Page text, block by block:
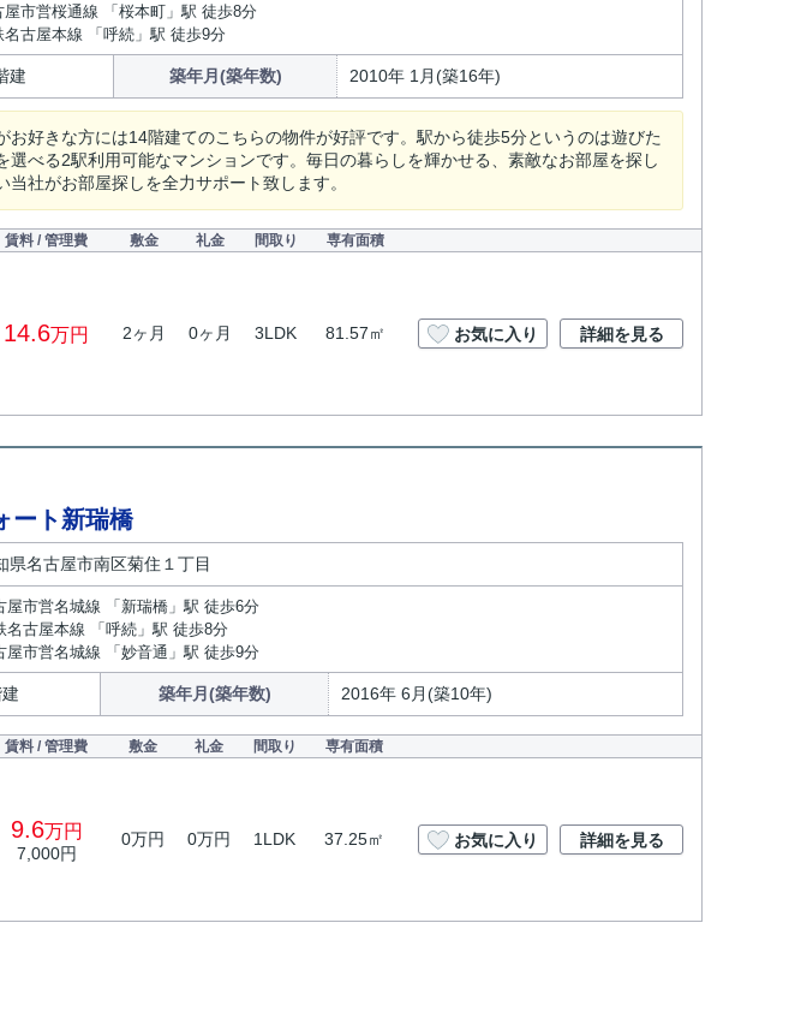
屋市営桜通線 「桜本町」駅 徒歩8分
名古屋本線 「呼続」駅 徒歩9分
建 築年月(築年数) 2010年 1月(築16年)
お好きな方には14階建てのこちらの物件が好評です。駅から徒歩5分というのは遊びた
べる2駅利用可能なマンションです。毎日の暮らしを輝かせる、素敵なお部屋を探し
社がお部屋探しを全力サポート致します。
賃料 / 管理費 敷金 礼金 間取り 専有面積
14.6万円 2ヶ月 0ヶ月 3LDK 81.57㎡ お気に入り 詳細を見る
ート新瑞橋
県名古屋市南区菊住１丁目
屋市営名城線 「新瑞橋」駅 徒歩6分
名古屋本線 「呼続」駅 徒歩8分
屋市営名城線 「妙音通」駅 徒歩9分
築年月(築年数) 2016年 6月(築10年)
賃料 / 管理費 敷金 礼金 間取り 専有面積
9.6万円
7,000円
0万円 0万円 1LDK 37.25㎡ お気に入り 詳細を見る